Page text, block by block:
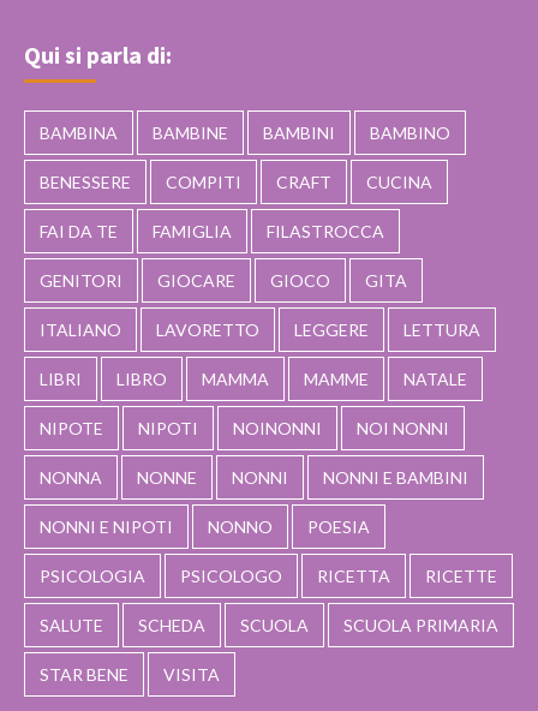
Qui si parla di:
BAMBINA BAMBINE BAMBINI BAMBINO
BENESSERE COMPITI CRAFT CUCINA
FAI DA TE FAMIGLIA FILASTROCCA
GENITORI GIOCARE GIOCO GITA
ITALIANO LAVORETTO LEGGERE LETTURA
LIBRI LIBRO MAMMA MAMME NATALE
NIPOTE NIPOTI NOINONNI NOI NONNI
NONNA NONNE NONNI NONNI E BAMBINI
NONNI E NIPOTI NONNO POESIA
PSICOLOGIA PSICOLOGO RICETTA RICETTE
SALUTE SCHEDA SCUOLA SCUOLA PRIMARIA
STAR BENE VISITA